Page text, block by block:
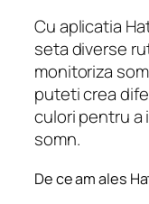
Cu aplicatia
seta diverse
monitoriza
puteti crea
culori pentru a
somn.
De ce am ales